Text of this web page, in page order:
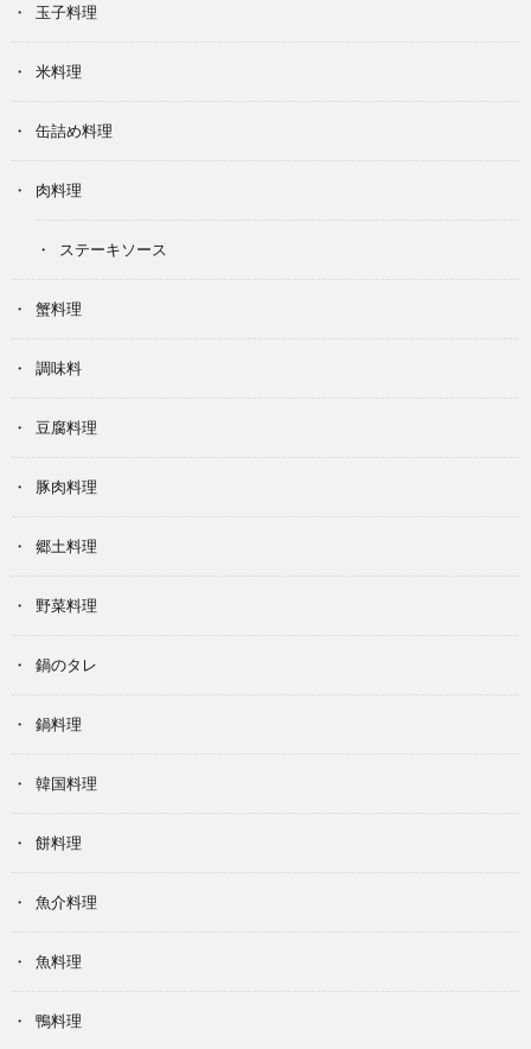
玉子料理
米料理
缶詰め料理
肉料理
ステーキソース
蟹料理
調味料
豆腐料理
豚肉料理
郷土料理
野菜料理
鍋のタレ
鍋料理
韓国料理
餅料理
魚介料理
魚料理
鴨料理